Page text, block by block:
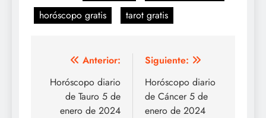
horóscopo gratis
tarot gratis
Navegación
de
entradas
Anterior:
Horóscopo diario
de Tauro 5 de
enero de 2024
Siguiente:
Horóscopo diario
de Cáncer 5 de
enero de 2024